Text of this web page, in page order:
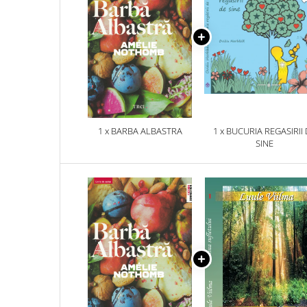
1 x BARBA ALBASTRA
1 x BUCURIA REGASIRII
SINE